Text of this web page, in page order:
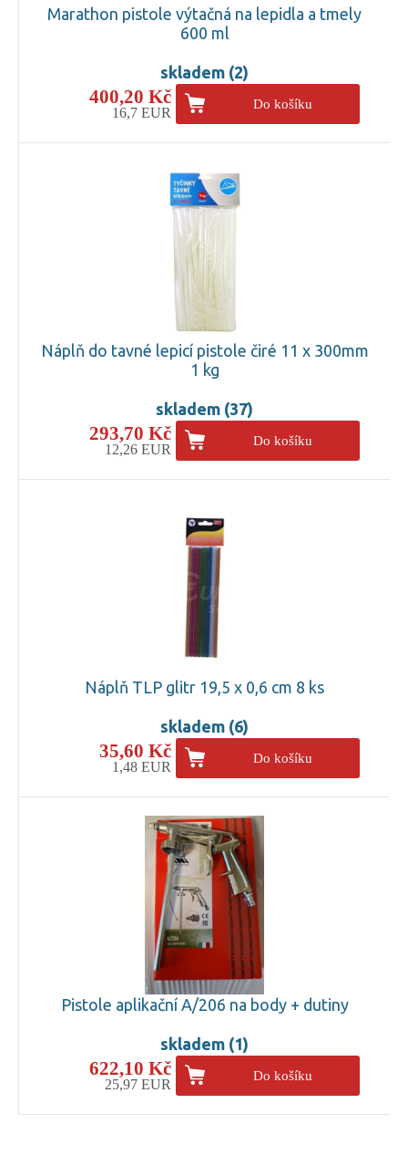
Marathon pistole výtačná na lepidla a tmely
600 ml
skladem (2)
400,20 Kč
16,7 EUR
Do košíku
Náplň do tavné lepicí pistole čiré 11 x 300mm
1 kg
skladem (37)
293,70 Kč
12,26 EUR
Do košíku
Náplň TLP glitr 19,5 x 0,6 cm 8 ks
skladem (6)
35,60 Kč
1,48 EUR
Do košíku
Pistole aplikační A/206 na body + dutiny
skladem (1)
622,10 Kč
25,97 EUR
Do košíku